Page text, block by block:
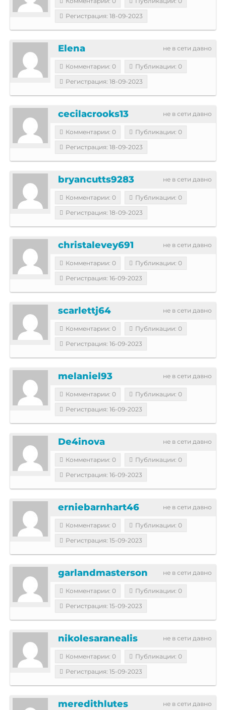
Регистрация: 18-09-2023
не в сети давно
Elena
Комментарии: 0
Публикации: 0
Регистрация: 18-09-2023
не в сети давно
cecilacrooks13
Комментарии: 0
Публикации: 0
Регистрация: 18-09-2023
не в сети давно
bryancutts9283
Комментарии: 0
Публикации: 0
Регистрация: 18-09-2023
не в сети давно
christalevey691
Комментарии: 0
Публикации: 0
Регистрация: 16-09-2023
не в сети давно
scarlettj64
Комментарии: 0
Публикации: 0
Регистрация: 16-09-2023
не в сети давно
melaniel93
Комментарии: 0
Публикации: 0
Регистрация: 16-09-2023
не в сети давно
De4inova
Комментарии: 0
Публикации: 0
Регистрация: 16-09-2023
не в сети давно
erniebarnhart46
Комментарии: 0
Публикации: 0
Регистрация: 15-09-2023
не в сети давно
garlandmasterson
Комментарии: 0
Публикации: 0
Регистрация: 15-09-2023
не в сети давно
nikolesaranealis
Комментарии: 0
Публикации: 0
Регистрация: 15-09-2023
не в сети давно
meredithlutes